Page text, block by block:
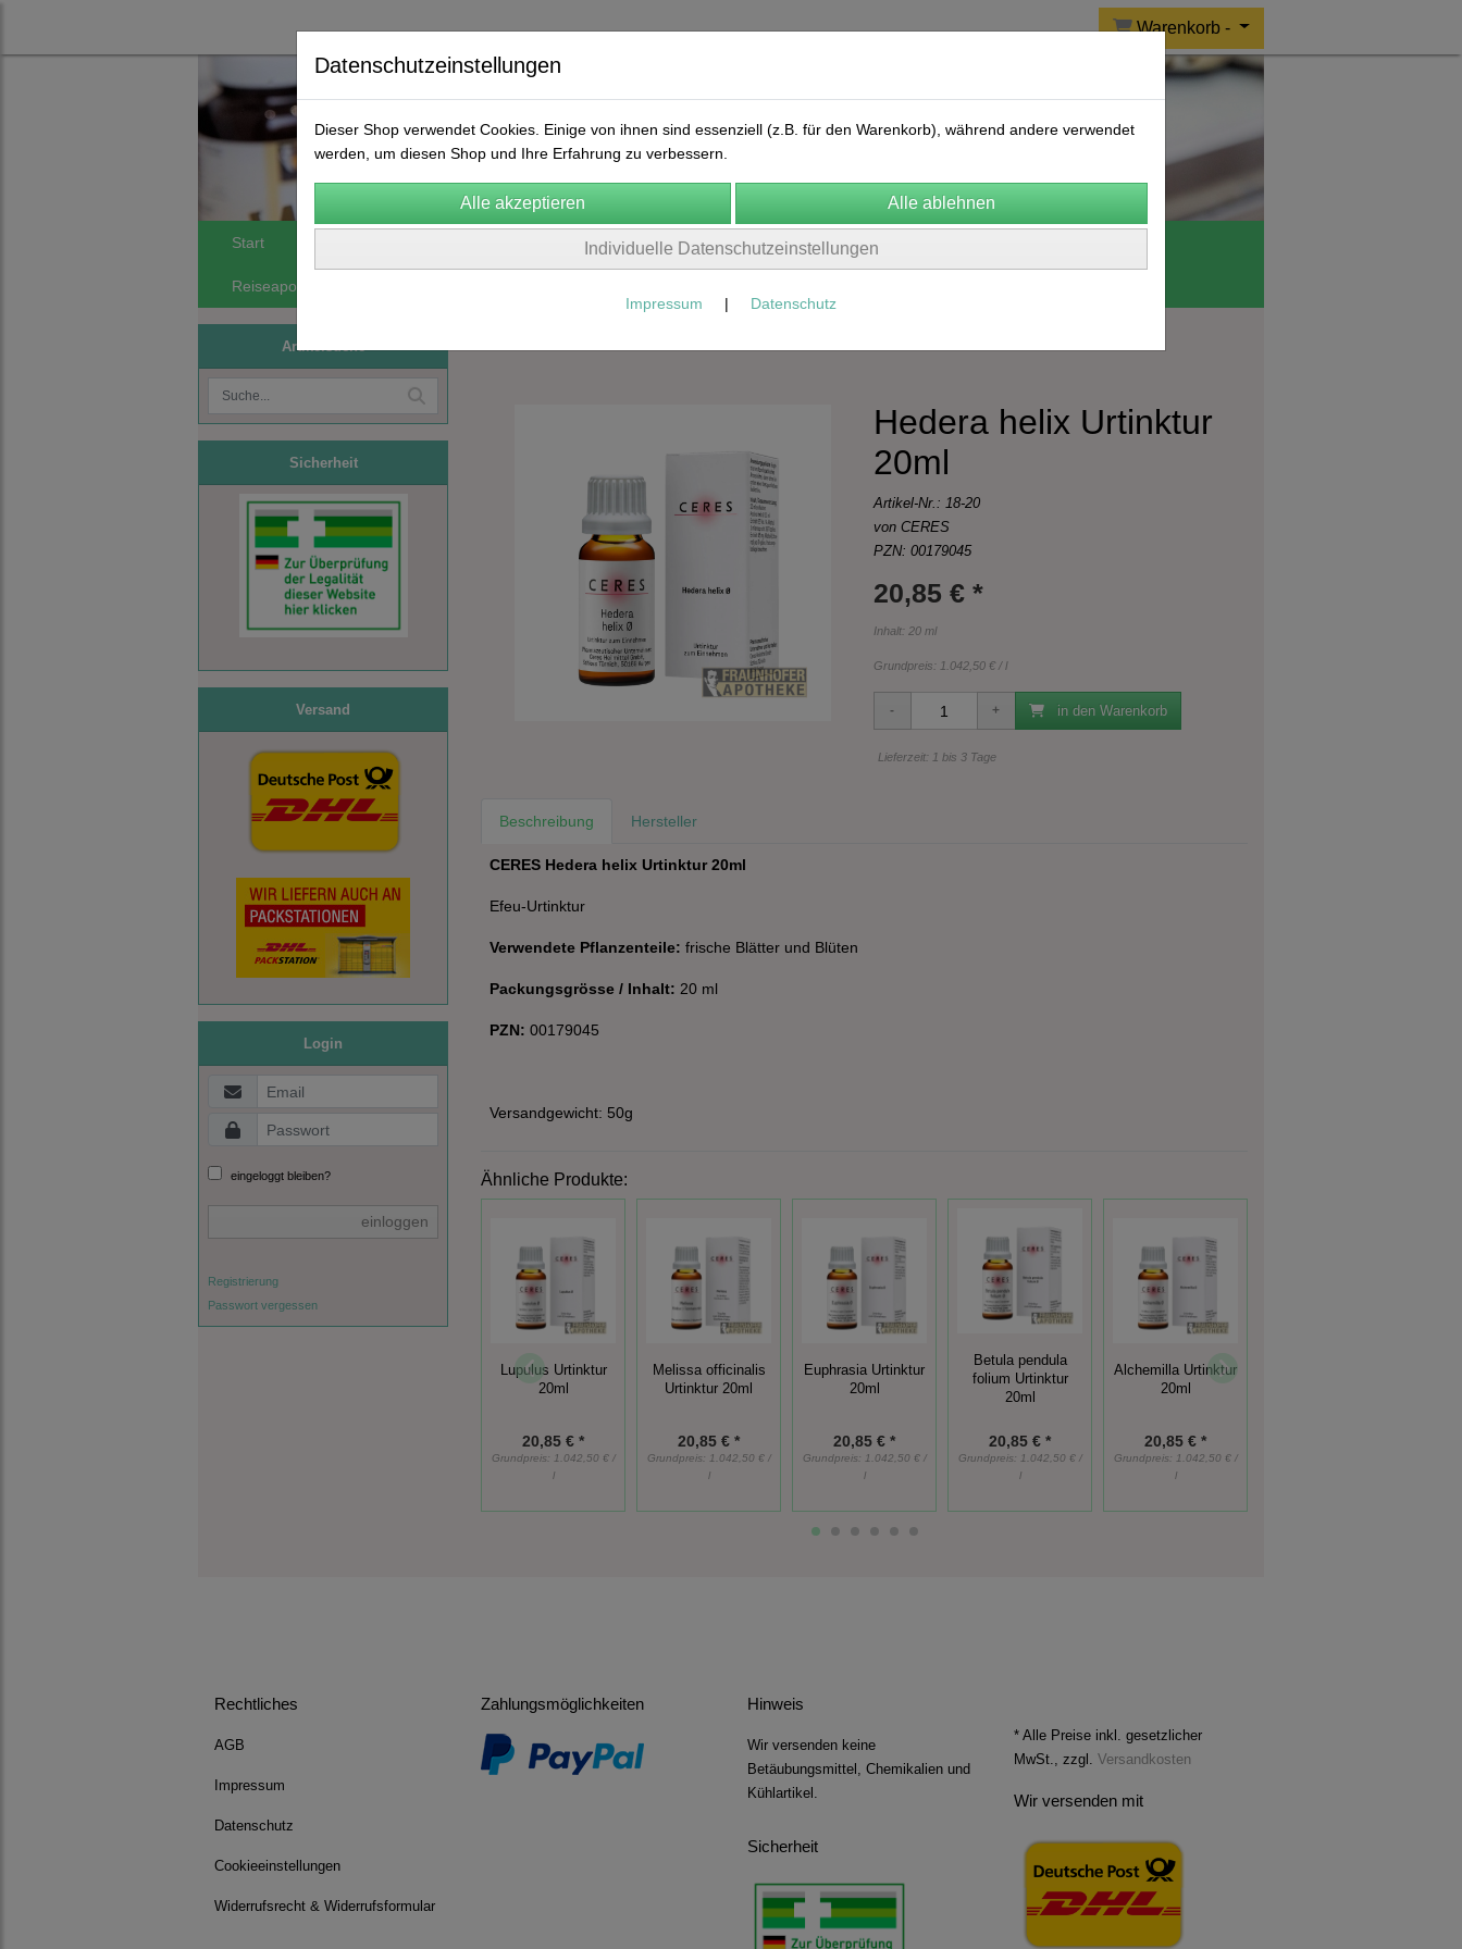
Warenkorb -
Start FA Manufaktur Natura Naturans Labolife
Reiseapotheken
Artikelsuche
Sicherheit
Versand
Login
eingeloggt bleiben?
einloggen
Registrierung
Passwort vergessen
Hedera helix Urtinktur
20ml
Artikel-Nr.: 18-20
von CERES
PZN: 00179045
20,85 € *
Inhalt: 20 ml
Grundpreis: 1.042,50 € / l
in den Warenkorb
Lieferzeit: 1 bis 3 Tage
Beschreibung Hersteller
CERES Hedera helix Urtinktur 20ml
Efeu-Urtinktur
Verwendete Pflanzenteile: frische Blätter und Blüten
Packungsgrösse / Inhalt: 20 ml
PZN: 00179045
Versandgewicht: 50g
Ähnliche Produkte:
Lupulus Urtinktur
20ml
20,85 € *
Grundpreis: 1.042,50 € /
l
Melissa officinalis
Urtinktur 20ml
20,85 € *
Grundpreis: 1.042,50 € /
l
Euphrasia Urtinktur
20ml
20,85 € *
Grundpreis: 1.042,50 € /
l
Betula pendula
folium Urtinktur
20ml
20,85 € *
Grundpreis: 1.042,50 € /
l
Alchemilla Urtinktur
20ml
20,85 € *
Grundpreis: 1.042,50 € /
l
Rechtliches
AGB
Impressum
Datenschutz
Cookieeinstellungen
Widerrufsrecht & Widerrufsformular
Zahlungsmöglichkeiten Hinweis
Wir versenden keine
Betäubungsmittel, Chemikalien und
Kühlartikel.
Sicherheit
* Alle Preise inkl. gesetzlicher
MwSt., zzgl. Versandkosten
Wir versenden mit
Datenschutzeinstellungen
Dieser Shop verwendet Cookies. Einige von ihnen sind essenziell (z.B. für den Warenkorb), während andere verwendet
werden, um diesen Shop und Ihre Erfahrung zu verbessern.
Individuelle Datenschutzeinstellungen
Impressum | Datenschutz